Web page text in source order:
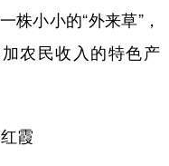
株小小的“外来草”，
农民收入的特色产
霞